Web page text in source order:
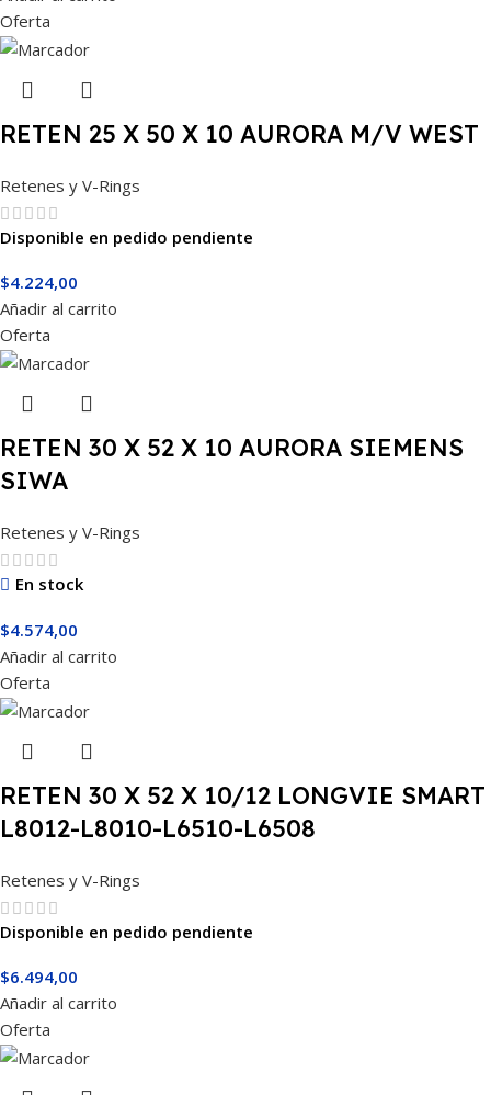
Oferta
RETEN 25 X 50 X 10 AURORA M/V WEST
Retenes y V-Rings
Disponible en pedido pendiente
$4.224,00
Añadir al carrito
Oferta
RETEN 30 X 52 X 10 AURORA SIEMENS
SIWA
Retenes y V-Rings
En stock
$4.574,00
Añadir al carrito
Oferta
RETEN 30 X 52 X 10/12 LONGVIE SMART
L8012-L8010-L6510-L6508
Retenes y V-Rings
Disponible en pedido pendiente
$6.494,00
Añadir al carrito
Oferta